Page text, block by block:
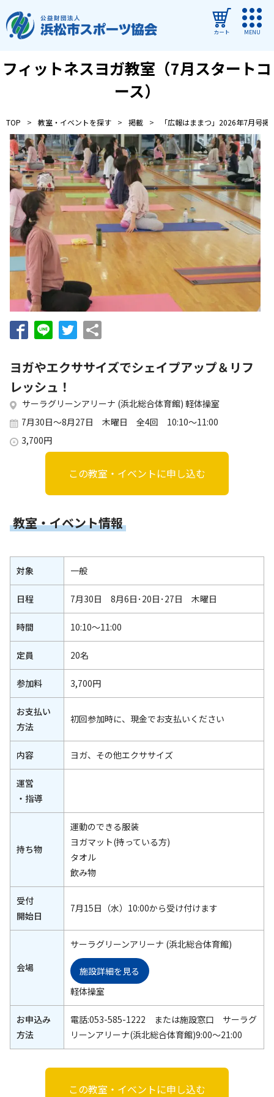
カート MENU
ログイン
教室・イベントを探す
ご利用ガイド
よくある質問
協会について
管理施設
教室・イベントからのお知らせ
浜松市民スポーツ祭
お知らせ
個人情報の取り扱いに関する基本方針 特定商取引法に基づく表記 サイトマップ
浜松スポーツ協会に関する
メールフォームでのお問い合わせ
各教室・イベントページの問い合わせ先までお願いいたします。
フィットネスヨガ教室（7月スタートコ
ース）
TOP 教室・イベントを探す 掲載 「広報はままつ」2026年7月号掲
ヨガやエクササイズでシェイプアップ＆リフ
レッシュ！
サーラグリーンアリーナ (浜北総合体育館) 軽体操室
7月30日～8月27日 木曜日 全4回 10:10～11:00
3,700円
この教室・イベントに申し込む
教室・イベント情報
対象 一般
日程 7月30日 8月6日･20日･27日 木曜日
時間 10:10～11:00
定員 20名
参加料 3,700円
お支払い
方法
初回参加時に、現金でお支払いください
内容 ヨガ、その他エクササイズ
運営
・指導
持ち物
運動のできる服装
ヨガマット(持っている方)
タオル
飲み物
受付
開始日
7月15日（水）10:00から受け付けます
会場
サーラグリーンアリーナ (浜北総合体育館)
施設詳細を見る
軽体操室
お申込み
方法
電話:053-585-1222 または施設窓口 サーラグ
リーンアリーナ(浜北総合体育館)9:00～21:00
この教室・イベントに申し込む